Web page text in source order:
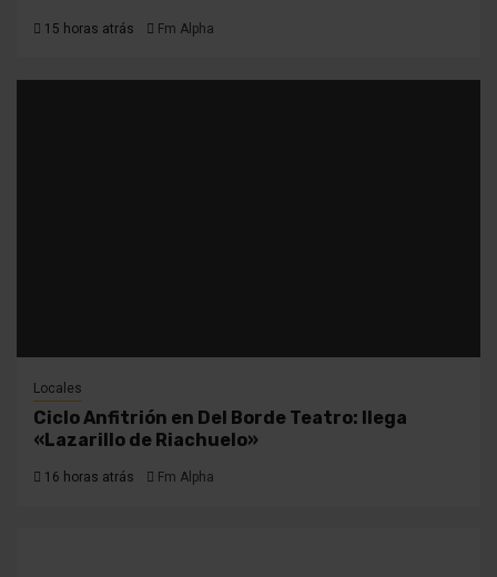
15 horas atrás Fm Alpha
Locales
Ciclo Anfitrión en Del Borde Teatro: llega
«Lazarillo de Riachuelo»
16 horas atrás Fm Alpha